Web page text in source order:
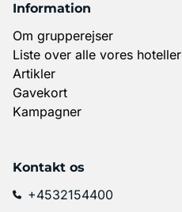
Information
Om grupperejser
Liste over alle vores hoteller
Artikler
Gavekort
Kampagner
Kontakt os
+4532154400